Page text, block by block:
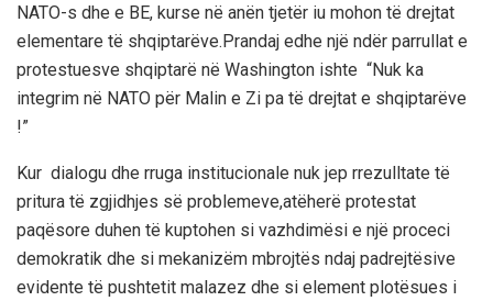
NATO-s dhe e BE, kurse në anën tjetër iu mohon të drejtat
elementare të shqiptarëve.Prandaj edhe një ndër parrullat e
protestuesve shqiptarë në Washington ishte “Nuk ka
integrim në NATO për Malin e Zi pa të drejtat e shqiptarëve
!”
Kur dialogu dhe rruga institucionale nuk jep rrezulltate të
pritura të zgjidhjes së problemeve,atëherë protestat
paqësore duhen të kuptohen si vazhdimësi e një proceci
demokratik dhe si mekanizëm mbrojtës ndaj padrejtësive
evidente të pushtetit malazez dhe si element plotësues i